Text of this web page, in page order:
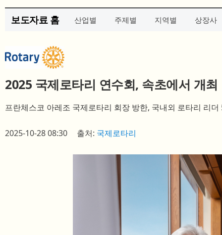
보도자료 홈 산업별 주제별 지역별 상장사
2025 국제로타리 연수회, 속초에서 개최
프란체스코 아레조 국제로타리 회장 방한, 국내외 로타리 리더
2025-10-28 08:30 출처: 국제로타리